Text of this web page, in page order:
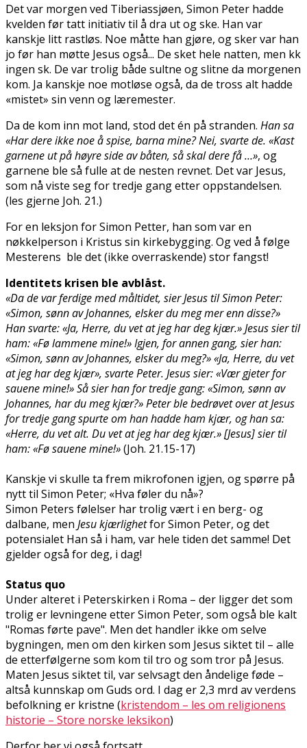
Det var morgen ved Tiberiassjøen, Simon Peter hadde
kvelden før tatt initiativ til å dra ut og fiske. Han var
kanskje litt rastløs. Noe måtte han gjøre, og fisker var han
jo før han møtte Jesus også... De fisket hele natten, men fikk
ingen fisk. De var trolig både sultne og slitne da morgenen
kom. Ja kanskje noe motløse også, da de tross alt hadde
«mistet» sin venn og læremester.
Da de kom inn mot land, stod det én på stranden. Han sa
«Har dere ikke noe å spise, barna mine? Nei, svarte de. «Kast
garnene ut på høyre side av båten, så skal dere få …», og
garnene ble så fulle at de nesten revnet. Det var Jesus,
som nå viste seg for tredje gang etter oppstandelsen.
(les gjerne Joh. 21.)
For en leksjon for Simon Petter, han som var en
nøkkelperson i Kristus sin kirkebygging. Og ved å følge
Mesterens ble det (ikke overraskende) stor fangst!
Identitets krisen ble avblåst.
«Da de var ferdige med måltidet, sier Jesus til Simon Peter:
«Simon, sønn av Johannes, elsker du meg mer enn disse?»
Han svarte: «Ja, Herre, du vet at jeg har deg kjær.» Jesus sier til
ham: «Fø lammene mine!» Igjen, for annen gang, sier han:
«Simon, sønn av Johannes, elsker du meg?» «Ja, Herre, du vet
at jeg har deg kjær», svarte Peter. Jesus sier: «Vær gjeter for
sauene mine!» Så sier han for tredje gang: «Simon, sønn av
Johannes, har du meg kjær?» Peter ble bedrøvet over at Jesus
for tredje gang spurte om han hadde ham kjær, og han sa:
«Herre, du vet alt. Du vet at jeg har deg kjær.» [Jesus] sier til
ham: «Fø sauene mine!»(Joh. 21.15-17)
Kanskje vi skulle ta frem mikrofonen igjen, og spørre på
nytt til Simon Peter; «Hva føler du nå»?
Simon Peters følelser har trolig vært i en berg- og
dalbane, men Jesu kjærlighetfor Simon Peter, og det
potensialet Han så i ham, var hele tiden det samme! Det
gjelder også for deg, i dag!
Status quo
Under alteret i Peterskirken i Roma – der ligger det som
trolig er levningene etter Simon Peter, som også ble kalt
"Romas førte pave". Men det handler ikke om selve
bygningen, men om den kirken som Jesus siktet til – alle
de etterfølgerne som kom til tro og som tror på Jesus.
Maten Jesus siktet til, var selvsagt den åndelige føde –
altså kunnskap om Guds ord. I dag er 2,3 mrd av verdens
befolkning er kristne (kristendom – les om religionens
historie – Store norske leksikon)